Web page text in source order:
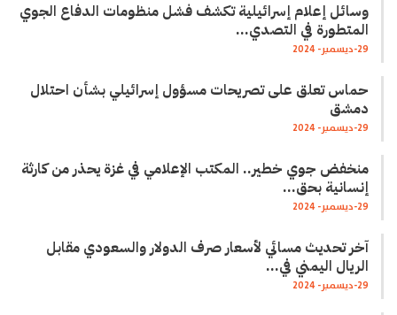
وسائل إعلام إسرائيلية تكشف فشل منظومات الدفاع الجوي
المتطورة في التصدي…
29-ديسمبر- 2024
حماس تعلق على تصريحات مسؤول إسرائيلي بشأن احتلال
دمشق
29-ديسمبر- 2024
منخفض جوي خطير.. المكتب الإعلامي في غزة يحذر من كارثة
إنسانية بحق…
29-ديسمبر- 2024
آخر تحديث مسائي لأسعار صرف الدولار والسعودي مقابل
الريال اليمني في…
29-ديسمبر- 2024